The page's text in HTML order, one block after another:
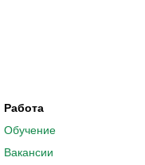
Работа
Обучение
Вакансии